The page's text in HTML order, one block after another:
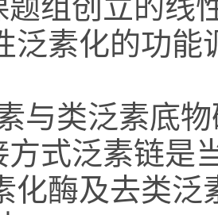
题组创立的线
泛素化的功能
与类泛素底
方式泛素链是
化酶及去类泛